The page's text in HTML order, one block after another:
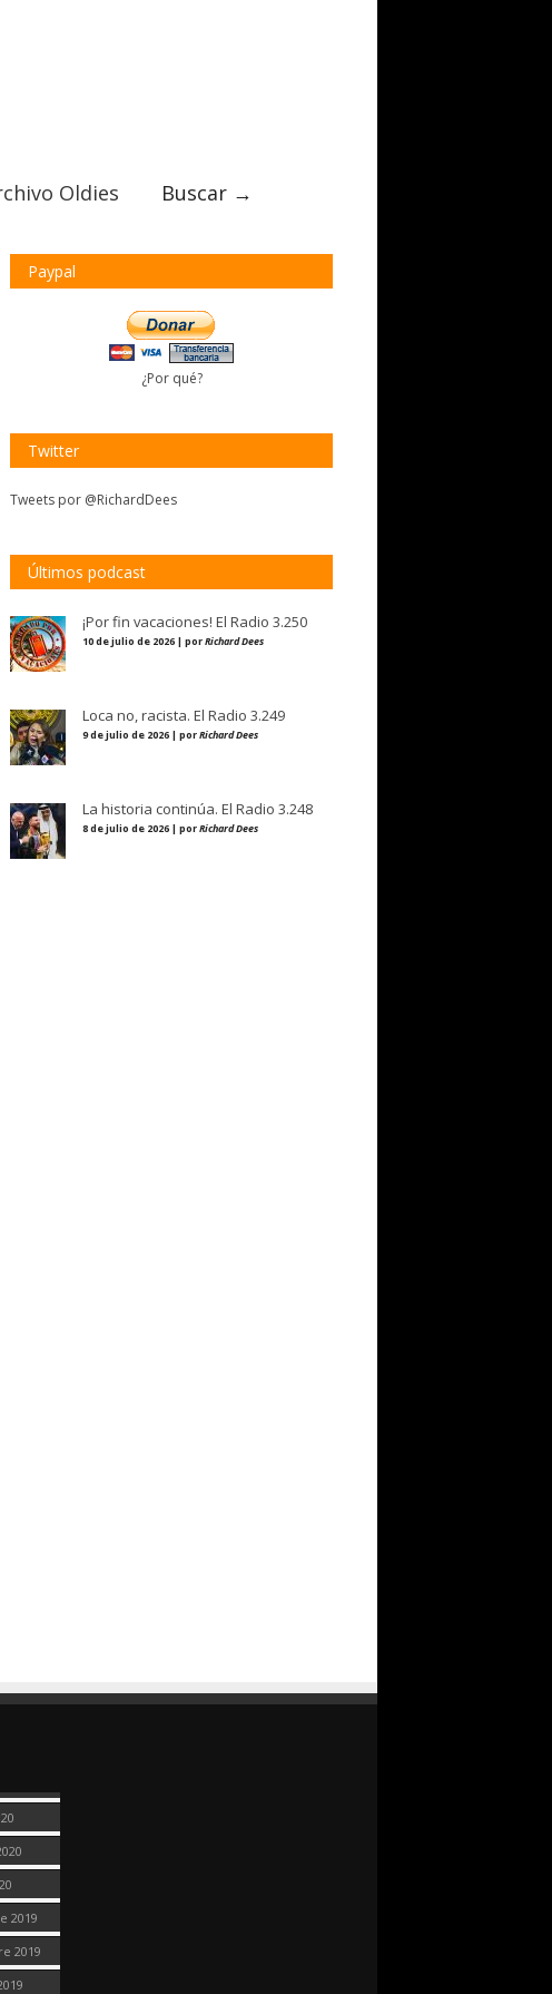
Oldies Buscar →
Paypal
¿Por qué?
Twitter
Tweets por @RichardDees
Últimos podcast
¡Por fin vacaciones! El Radio 3.250
10 de julio de 2026 | porRichard Dees
Loca no, racista. El Radio 3.249
9 de julio de 2026 | porRichard Dees
La historia continúa. El Radio 3.248
8 de julio de 2026 | porRichard Dees
2019
2019